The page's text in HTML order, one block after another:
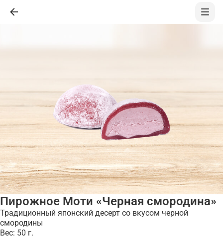
Пирожное Моти «Черная смородина»
Традиционный японский десерт со вкусом черной
смородины
Вес: 50 г.